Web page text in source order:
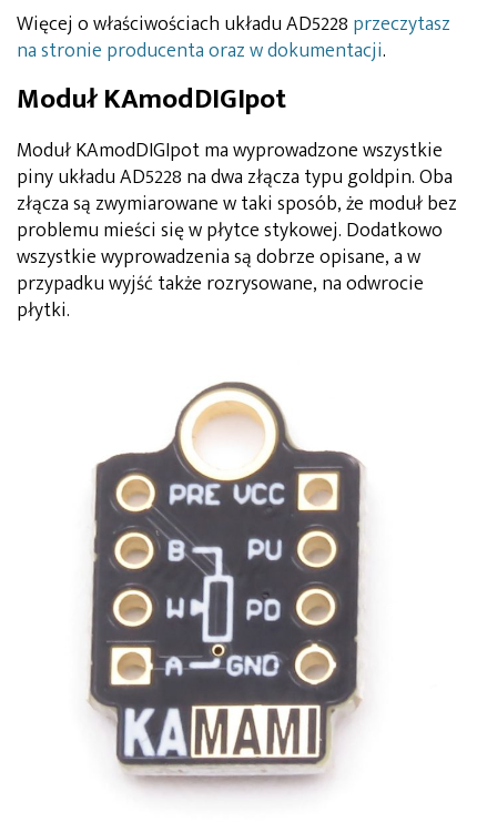
Więcej o właściwościach układu AD5228 przeczytasz
na stronie producenta oraz w dokumentacji.
Moduł KAmodDIGIpot
Moduł KAmodDIGIpot ma wyprowadzone wszystkie
piny układu AD5228 na dwa złącza typu goldpin. Oba
złącza są zwymiarowane w taki sposób, że moduł bez
problemu mieści się w płytce stykowej. Dodatkowo
wszystkie wyprowadzenia są dobrze opisane, a w
przypadku wyjść także rozrysowane, na odwrocie
płytki.